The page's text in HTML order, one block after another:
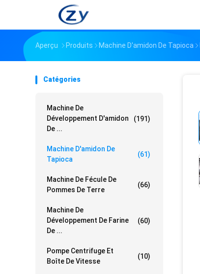
Aperçu Produits Machine D'amidon De Tapioca
Catégories
Machine De
Développement D'amidon
De ...
(191)
Machine D'amidon De
Tapioca
(61)
Machine De Fécule De
Pommes De Terre
(66)
Machine De
Développement De Farine
De ...
(60)
Pompe Centrifuge Et
Boîte De Vitesse
(10)